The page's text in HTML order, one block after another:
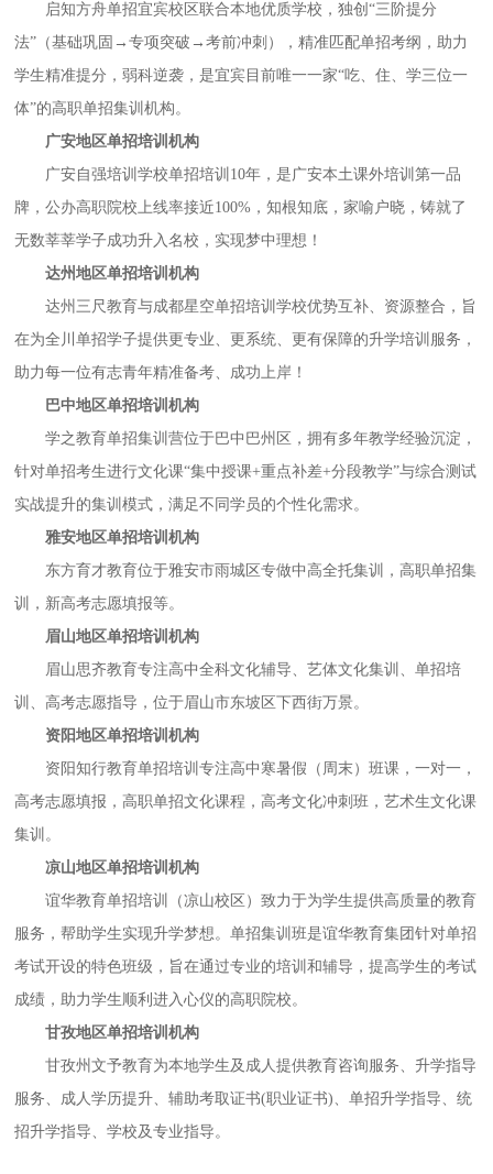
启知方舟单招宜宾校区联合本地优质学校，独创“三阶提分
法”（基础巩固→专项突破→考前冲刺），精准匹配单招考纲，助力
学生精准提分，弱科逆袭，是宜宾目前唯一一家“吃、住、学三位一
体”的高职单招集训机构。
广安地区单招培训机构
广安自强培训学校单招培训 10年，是广安本土课外培训第一品
牌，公办高职院校上线率接近100%，知根知底，家喻户晓，铸就了
无数莘莘学子成功升入名校，实现梦中理想！
达州地区单招培训机构
达州三尺教育与成都星空单招培训学校优势互补、资源整合，旨
在为全川单招学子提供更专业、更系统、更有保障的升学培训服务，
助力每一位有志青年精准备考、成功上岸！
巴中地区单招培训机构
学之教育单招集训营位于巴中巴州区，拥有多年教学经验沉淀，
针对单招考生进行文化课“集中授课+重点补差+分段教学”与综合测试
实战提升的集训模式，满足不同学员的个性化需求。
雅安地区单招培训机构
东方育才教育位于雅安市雨城区专做中高全托集训，高职单招集
训，新高考志愿填报等。
眉山地区单招培训机构
眉山思齐教育专注高中全科文化辅导、艺体文化集训、单招培
训、高考志愿指导，位于眉山市东坡区下西街万景。
资阳地区单招培训机构
资阳知行教育单招培训专注高中寒暑假（周末）班课，一对一，
高考志愿填报，高职单招文化课程，高考文化冲刺班，艺术生文化课
集训。
凉山地区单招培训机构
谊华教育单招培训（凉山校区）致力于为学生提供高质量的教育
服务，帮助学生实现升学梦想。单招集训班是谊华教育集团针对单招
考试开设的特色班级，旨在通过专业的培训和辅导，提高学生的考试
成绩，助力学生顺利进入心仪的高职院校。
甘孜地区单招培训机构
甘孜州文予教育为本地学生及成人提供教育咨询服务、升学指导
服务、成人学历提升、辅助考取证书(职业证书)、单招升学指导、统
招升学指导、学校及专业指导。